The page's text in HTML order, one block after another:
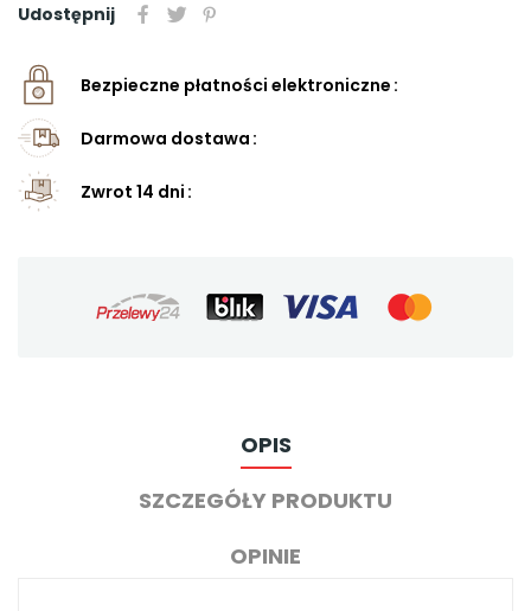
Udostępnij
Bezpieczne płatności elektroniczne
Darmowa dostawa
Zwrot 14 dni
OPIS
SZCZEGÓŁY PRODUKTU
OPINIE